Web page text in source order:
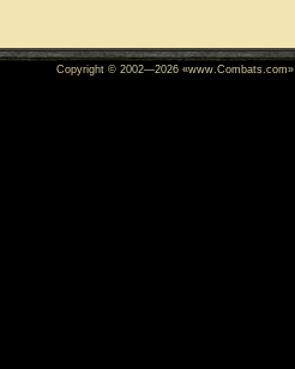
Copyright © 2002—2026«www.Combats.com»